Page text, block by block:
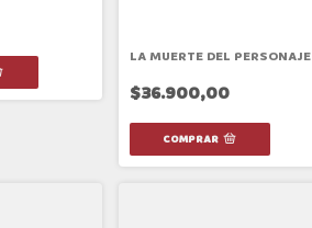
LA MUERTE DEL PERSONAJE
$36.900,00